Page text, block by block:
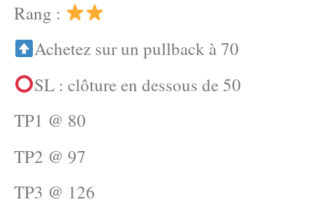
Rang :
Achetez sur un pullback à 70
SL : clôture en dessous de 50
TP1 @ 80
TP2 @ 97
TP3 @ 126